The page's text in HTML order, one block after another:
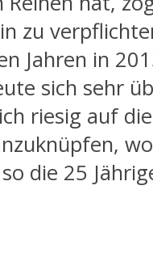
zu
Jahren in
sich sehr
riesig auf
die 25